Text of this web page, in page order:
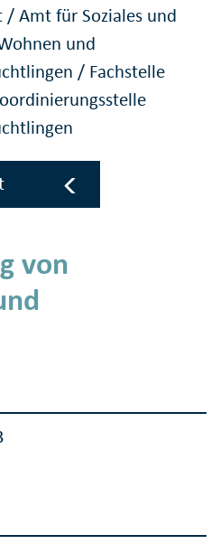
/Amt für Soziales und
und
/ Fachstelle
von